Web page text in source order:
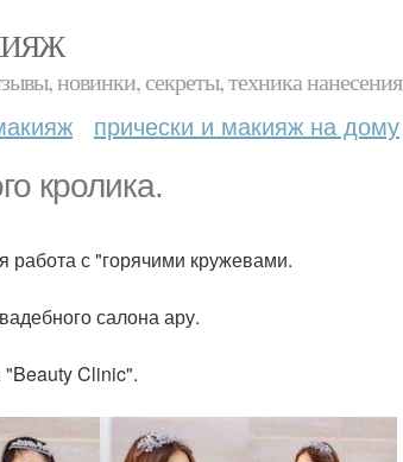
новинки, секреты, техника нанесения
прически и макияж на дому
кролика.
с "горячими кружевами.
салона ару.
"Beauty Clinic".